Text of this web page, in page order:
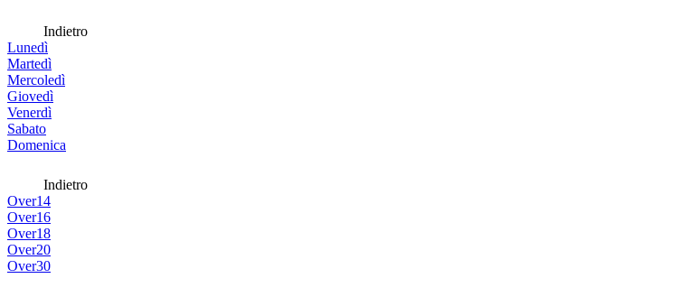
Indietro
Lunedì
Martedì
Mercoledì
Giovedì
Venerdì
Sabato
Domenica
Indietro
Over14
Over16
Over18
Over20
Over30